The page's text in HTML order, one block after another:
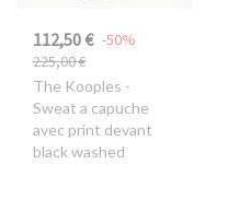
112,50 €
225,00 €
-50%
The Kooples -
Sweat a capuche
avec print devant
black washed